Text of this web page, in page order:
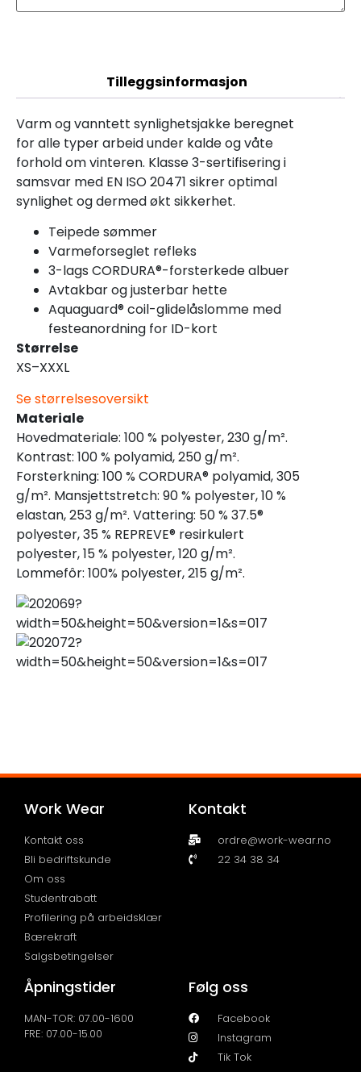
Tilleggsinformasjon
Varm og vanntett synlighetsjakke beregnet
for alle typer arbeid under kalde og våte
forhold om vinteren. Klasse 3-sertifisering i
samsvar med EN ISO 20471 sikrer optimal
synlighet og dermed økt sikkerhet.
Teipede sømmer
Varmeforseglet refleks
3-lags CORDURA®-forsterkede albuer
Avtakbar og justerbar hette
Aquaguard® coil-glidelåslomme med
festeanordning for ID-kort
Størrelse
XS–XXXL
Se størrelsesoversikt
Materiale
Hovedmateriale: 100 % polyester, 230 g/m².
Kontrast: 100 % polyamid, 250 g/m².
Forsterkning: 100 % CORDURA® polyamid, 305
g/m². Mansjettstretch: 90 % polyester, 10 %
elastan, 253 g/m². Vattering: 50 % 37.5®
polyester, 35 % REPREVE® resirkulert
polyester, 15 % polyester, 120 g/m².
Lommefôr: 100% polyester, 215 g/m².
Work Wear
Kontakt oss
Bli bedriftskunde
Om oss
Studentrabatt
Profilering på arbeidsklær
Bærekraft
Salgsbetingelser
Kontakt
ordre@work-wear.no
22 34 38 34
Åpningstider
MAN-TOR: 07.00-1600
FRE: 07.00-15.00
Følg oss
Facebook
Instagram
Tik Tok